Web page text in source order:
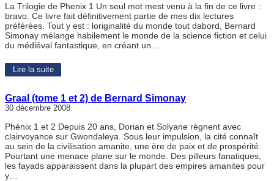
La Trilogie de Phenix 1 Un seul mot mest venu à la fin de ce livre :
bravo. Ce livre fait définitivement partie de mes dix lectures
préférées. Tout y est : loriginalité du monde tout dabord, Bernard
Simonay mélange habilement le monde de la science fiction et celui
du médiéval fantastique, en créant un…
Lire la suite
Graal (tome 1 et 2) de Bernard Simonay
30 décembre 2008
Phénix 1 et 2 Depuis 20 ans, Dorian et Solyane règnent avec
clairvoyance sur Gwondaleya. Sous leur impulsion, la cité connaît
au sein de la civilisation amanite, une ère de paix et de prospérité.
Pourtant une menace plane sur le monde. Des pilleurs fanatiques,
les fayads apparaissent dans la plupart des empires amanites pour
y…